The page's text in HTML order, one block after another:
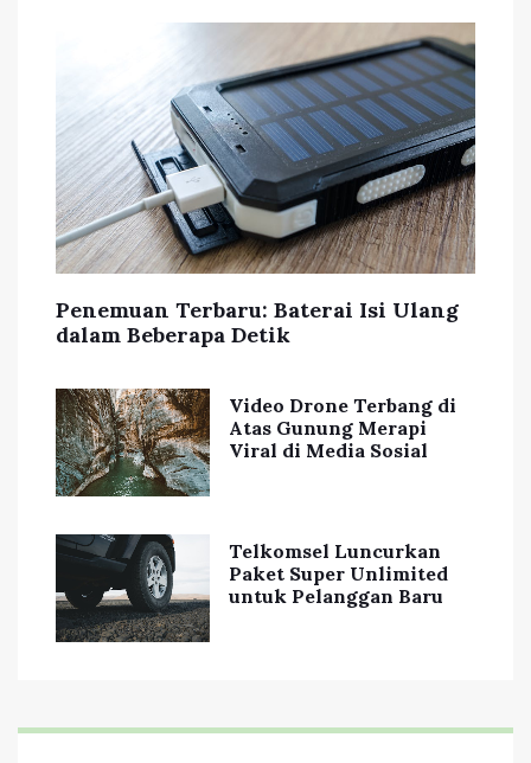
Penemuan Terbaru: Baterai Isi Ulang
dalam Beberapa Detik
Video Drone Terbang di
Atas Gunung Merapi
Viral di Media Sosial
Telkomsel Luncurkan
Paket Super Unlimited
untuk Pelanggan Baru